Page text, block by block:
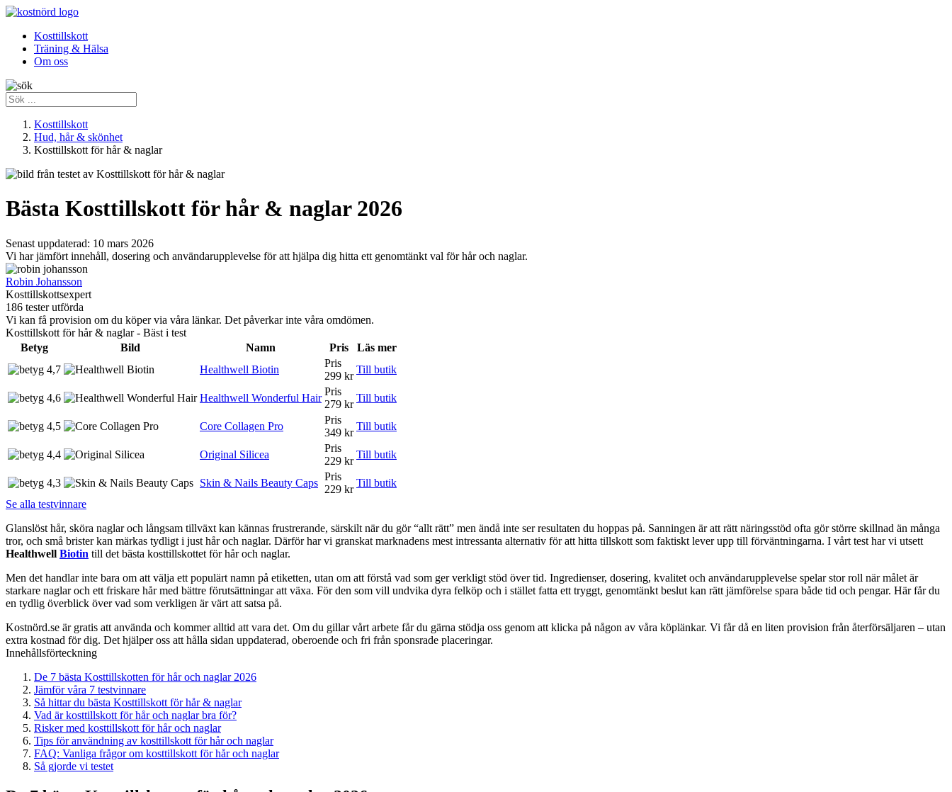
Kosttillskott
Träning & Hälsa
Om oss
Kosttillskott
Hud, hår & skönhet
Kosttillskott för hår & naglar
Bästa Kosttillskott för hår & naglar 2026
Senast uppdaterad: 10 mars 2026
Vi har jämfört innehåll, dosering och användarupplevelse för att hjälpa dig hitta ett genomtänkt val för hår och naglar.
Robin Johansson
Kosttillskottsexpert
186 tester utförda
Vi kan få provision om du köper via våra länkar. Det påverkar inte våra omdömen.
Kosttillskott för hår & naglar - Bäst i test
Betyg
Bild Namn Pris
Läs mer
4,7
Healthwell Biotin
Pris
299 kr
Till butik
4,6 Healthwell Wonderful Hair
Pris
279 kr
Till butik
4,5 Core Collagen Pro
Pris
349 kr
Till butik
4,4 Original Silicea
Pris
229 kr
Till butik
4,3 Skin & Nails Beauty Caps
Pris
229 kr
Till butik
Se alla testvinnare
Glanslöst hår, sköra naglar och långsam tillväxt kan kännas frustrerande, särskilt när du gör “allt rätt” men ändå inte ser resultaten du hoppas på. Sanningen är att rätt näringsstöd ofta gör större skillnad än många
tror, och små brister kan märkas tydligt i just hår och naglar. Därför har vi granskat marknadens mest intressanta alternativ för att hitta tillskott som faktiskt lever upp till förväntningarna. I vårt test har vi utsett
Healthwell Biotin till det bästa kosttillskottet för hår och naglar.
Men det handlar inte bara om att välja ett populärt namn på etiketten, utan om att förstå vad som ger verkligt stöd över tid. Ingredienser, dosering, kvalitet och användarupplevelse spelar stor roll när målet är
starkare naglar och ett friskare hår med bättre förutsättningar att växa. För den som vill undvika dyra felköp och i stället fatta ett tryggt, genomtänkt beslut kan rätt jämförelse spara både tid och pengar. Här får du
en tydlig överblick över vad som verkligen är värt att satsa på.
Kostnörd.se är gratis att använda och kommer alltid att vara det. Om du gillar vårt arbete får du gärna stödja oss genom att klicka på någon av våra köplänkar. Vi får då en liten provision från återförsäljaren – utan
extra kostnad för dig. Det hjälper oss att hålla sidan uppdaterad, oberoende och fri från sponsrade placeringar.
Innehållsförteckning
De 7 bästa Kosttillskotten för hår och naglar 2026
Jämför våra 7 testvinnare
Så hittar du bästa Kosttillskott för hår & naglar
Vad är kosttillskott för hår och naglar bra för?
Risker med kosttillskott för hår och naglar
Tips för användning av kosttillskott för hår och naglar
FAQ: Vanliga frågor om kosttillskott för hår och naglar
Så gjorde vi testet